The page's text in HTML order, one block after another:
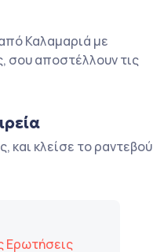
Καλαμαριά με
σου αποστέλλουν τις
και κλείσε το ραντεβού
Ερωτήσεις